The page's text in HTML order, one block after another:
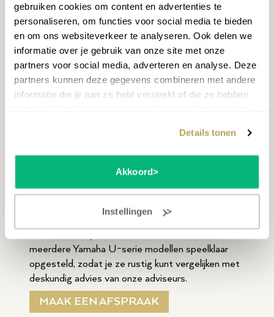
gebruiken cookies om content en advertenties te
personaliseren, om functies voor social media te bieden
en om ons websiteverkeer te analyseren. Ook delen we
informatie over je gebruik van onze site met onze
partners voor social media, adverteren en analyse. Deze
partners kunnen deze gegevens combineren met andere
informatie die je aan ze hebt verstrekt of die ze hebben
Details tonen
Akkoord
Instellingen
Silent Piano™: speel met hoofdtelefoon,
zonder anderen te storen
TransAcoustic™: hoor digitale klanken via
de zangbodem van de piano
Zo combineer je het gevoel van een echte
akoestische piano met moderne technologie.
Kom proefspelen in de
Een akoestische piano kies je niet vanaf een
scherm. De klank, aanslag en beleving ervaar je pas
meerdere Yamaha U-serie modellen speelklaar
opgesteld, zodat je ze rustig kunt vergelijken met
deskundig advies van onze adviseurs.
MAAK EEN AFSPRAAK